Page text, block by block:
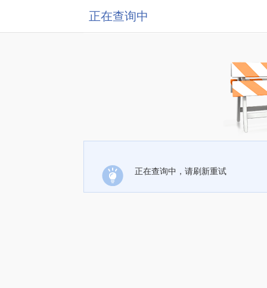
正在查询中
正在查询中，请刷新重试